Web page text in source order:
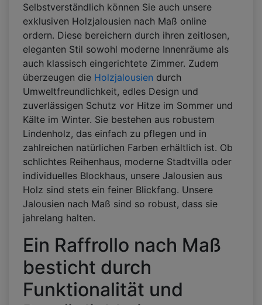
Selbstverständlich können Sie auch unsere
exklusiven Holzjalousien nach Maß online
ordern. Diese bereichern durch ihren zeitlosen,
eleganten Stil sowohl moderne Innenräume als
auch klassisch eingerichtete Zimmer. Zudem
überzeugen die Holzjalousien durch
Umweltfreundlichkeit, edles Design und
zuverlässigen Schutz vor Hitze im Sommer und
Kälte im Winter. Sie bestehen aus robustem
Lindenholz, das einfach zu pflegen und in
zahlreichen natürlichen Farben erhältlich ist. Ob
schlichtes Reihenhaus, moderne Stadtvilla oder
individuelles Blockhaus, unsere Jalousien aus
Holz sind stets ein feiner Blickfang. Unsere
Jalousien nach Maß sind so robust, dass sie
jahrelang halten.
Ein Raffrollo nach Maß
besticht durch
Funktionalität und